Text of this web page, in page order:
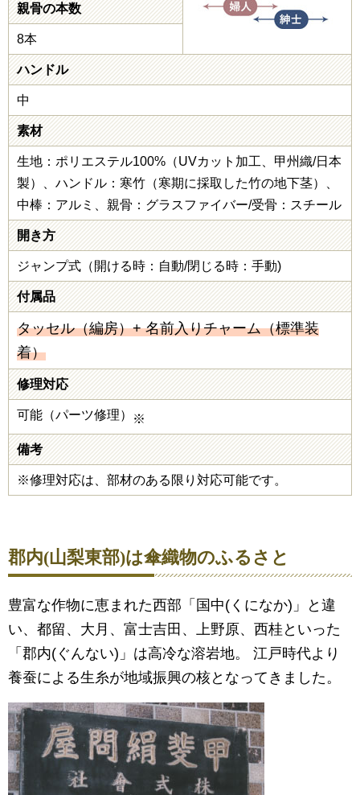
親骨の本数
8本
ハンドル
中
素材
生地：ポリエステル100%（UVカット加工、甲州織/日本
製）、ハンドル：寒竹（寒期に採取した竹の地下茎）、
中棒：アルミ、親骨：グラスファイバー/受骨：スチール
開き方
ジャンプ式（開ける時：自動/閉じる時：手動)
付属品
タッセル（編房）+ 名前入りチャーム（標準装
着）
修理対応
可能（パーツ修理） ※
備考
※修理対応は、部材のある限り対応可能です。
郡内(山梨東部)は傘織物のふるさと
豊富な作物に恵まれた西部「国中(くになか)」と違
い、都留、大月、富士吉田、上野原、西桂といった
「郡内(ぐんない)」は高冷な溶岩地。 江戸時代より
養蚕による生糸が地域振興の核となってきました。